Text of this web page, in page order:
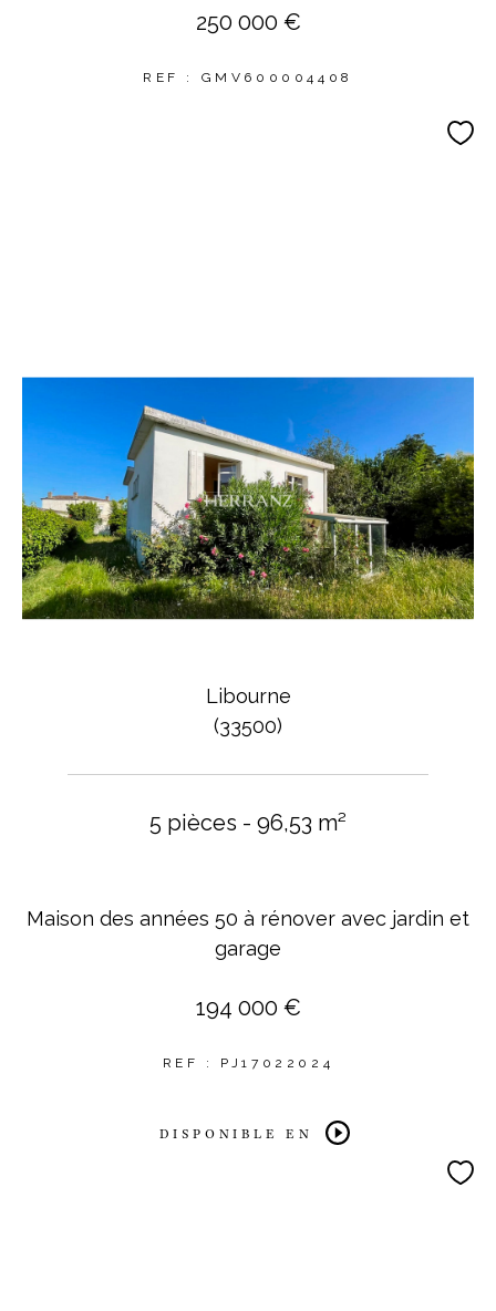
250 000 €
REF : GMV600004408
Libourne
(33500)
5 pièces - 96,53 m²
Maison des années 50 à rénover avec jardin et
garage
194 000 €
REF : PJ17022024
DISPONIBLE EN